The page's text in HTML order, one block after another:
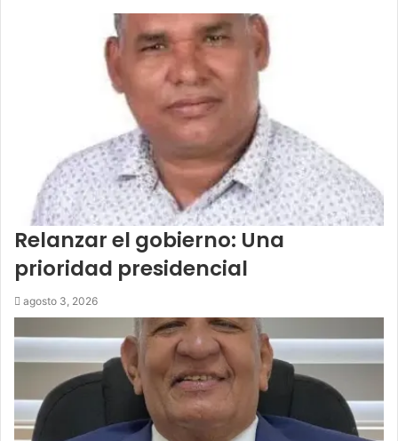
Relanzar el gobierno: Una
prioridad presidencial
agosto 3, 2026